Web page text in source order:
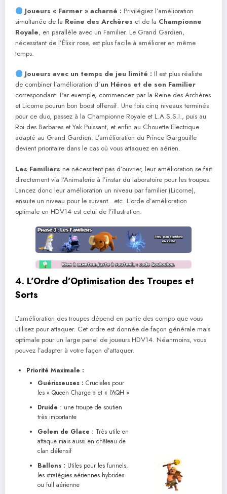
Joueurs « Farmer » acharné : Privilégiez l’amélioration
simultanée de la Reine des Archères et de la Championne
Royale, en parallèle avec un Familier. Le Grand Gardien,
nécessitant de l’Élixir rose, est plus facile à améliorer en même
temps.
Joueurs avec un temps de jeu limité : Il est plus réaliste
de combiner l’amélioration d’un Héros et de son Familier
correspondant. Par exemple, commencez par la Reine des Archères
et Licorne pourun bon boost offensif. Une fois cinq niveaux terminés
pour ce duo, passez à la Championne Royale et L.A.S.S.I., puis au
Roi des Barbares et Yak Puissant, et enfin au Chouette Electrique
adapté au Grand Gardien. L’amélioration du Prince Gargouille
devient prioritaire dans le cas où vous attaquez en aérien.
Les Familiers ne nécessitent pas d’ouvrier, leur amélioration se fait
directement via l’Animalerie à l’instar du laboratoire pour les troupes.
Lancez donc leur amélioration un niveau par familier (Licorne),
ensuite un niveau pour le suivant…etc. L’orde d’amélioration
optimale en HDV14 est celui de l’illustration.
4. L’Ordre d’Optimisation des Troupes et
Sorts
L’amélioration des troupes dépend en partie des compo que vous
utilisez pour attaquer. Cet ordre est donnée de façon générale mais
optimale pour un large panel de joueurs HDV14. Néanmoins, vous
pouvez l’adapter à votre façon d’attaquer.
Priorité Maximale :
Guérisseuses : Cruciales pour
les « Queen Charge » et « l’AQH »
Druide : une troupe de soutien
très importante
Golem de Glace : Très utile en
attaque mais aussi en château de
clan défensif
Ballons : Utiles pour les funnels,
les stratégies aériennes hybrides
ou full aérienne